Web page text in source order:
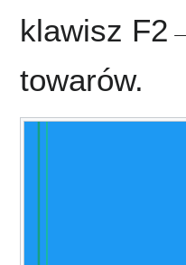
klawisz
towarów.